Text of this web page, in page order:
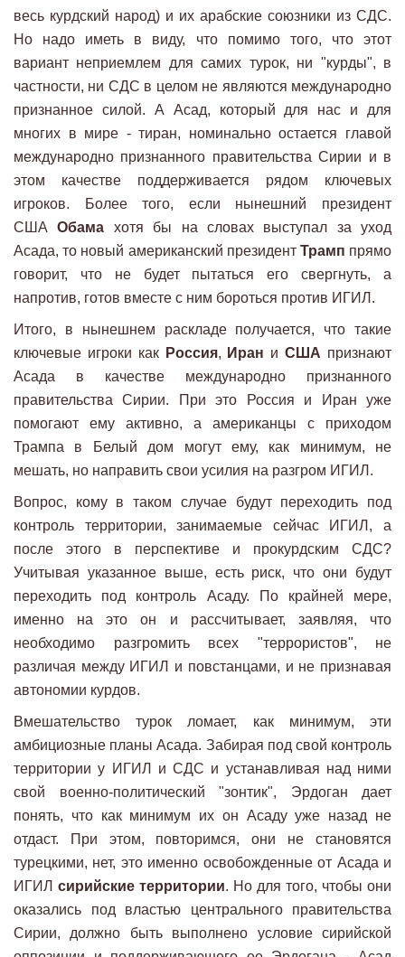
весь курдский народ) и их арабские союзники из СДС.
Но надо иметь в виду, что помимо того, что этот
вариант неприемлем для самих турок, ни "курды", в
частности, ни СДС в целом не являются международно
признанное силой. А Асад, который для нас и для
многих в мире - тиран, номинально остается главой
международно признанного правительства Сирии и в
этом качестве поддерживается рядом ключевых
игроков. Более того, если нынешний президент
СШАОбама хотя бы на словах выступал за уход
Асада, то новый американский президент Трамп прямо
говорит, что не будет пытаться его свергнуть, а
напротив, готов вместе с ним бороться против ИГИЛ.
Итого, в нынешнем раскладе получается, что такие
ключевые игроки как Россия, Иран иСША признают
Асада в качестве международно признанного
правительства Сирии. При это Россия и Иран уже
помогают ему активно, а американцы с приходом
Трампа в Белый дом могут ему, как минимум, не
мешать, но направить свои усилия на разгром ИГИЛ.
Вопрос, кому в таком случае будут переходить под
контроль территории, занимаемые сейчас ИГИЛ, а
после этого в перспективе и прокурдским СДС?
Учитывая указанное выше, есть риск, что они будут
переходить под контроль Асаду. По крайней мере,
именно на это он и рассчитывает, заявляя, что
необходимо разгромить всех "террористов", не
различая между ИГИЛ и повстанцами, и не признавая
автономии курдов.
Вмешательство турок ломает, как минимум, эти
амбициозные планы Асада. Забирая под свой контроль
территории у ИГИЛ и СДС и устанавливая над ними
свой военно-политический "зонтик", Эрдоган дает
понять, что как минимум их он Асаду уже назад не
отдаст. При этом, повторимся, они не становятся
турецкими, нет, это именно освобожденные от Асада и
ИГИЛ сирийские территории. Но для того, чтобы они
оказались под властью центрального правительства
Сирии, должно быть выполнено условие сирийской